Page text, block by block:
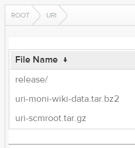
ROOT URI
File Name ↓
release/
uri-moni-wiki-data.tar.bz2
uri-scmroot.tar.gz